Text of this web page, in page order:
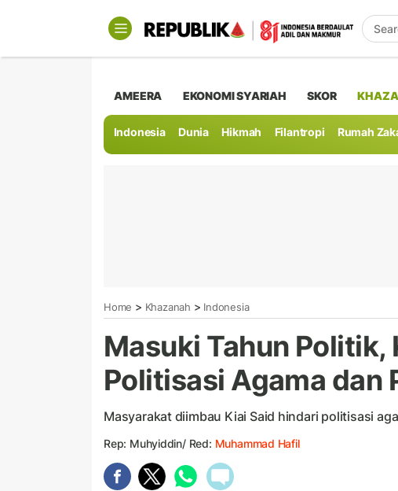
AMEERA EKONOMI SYARIAH SKOR
Indonesia Dunia Hikmah Filantropi Rumah
Home > Khazanah > Indonesia
Masuki Tahun Politik,
Politisasi Agama dan
Masyarakat diimbau Kiai Said hindari politisasi
Rep: Muhyiddin/ Red: Muhammad Hafil